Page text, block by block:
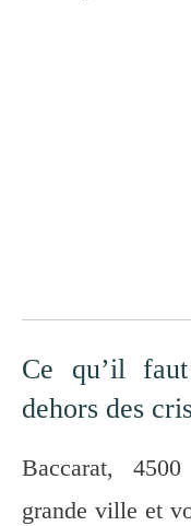
Ce qu’il
dehors des
Baccarat,
grande ville et